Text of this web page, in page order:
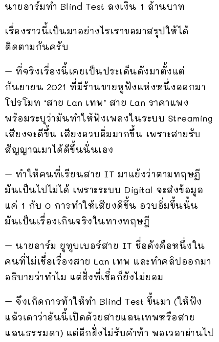
นายอาร์มทำ Blind Test ลงเงิน 1 ล้านบาท
เรื่องราวนี้เป็นมาอย่างไรเราขอมาสรุปให้ได้
ติดตามกันครับ
– ที่จริงเรื่องนี้เคยเป็นประเด็นดังมาตั้งแต่
กันยายน 2021 ที่มีร้านขายหูฟังแห่งหนึ่งออกมา
โปรโมท ‘สาย Lan เทพ’ สาย Lan ราคาแพง
พร้อมระบุว่ามันทำให้ฟังเพลงในระบบ Streaming
เสียงจะดีขึ้น เสียงอวบอิ่มมากขึ้น เพราะสายรับ
สัญญาณมาได้ดีขึ้นนั่นเอง
– ทำให้คนที่เรียนสาย IT มาแย้งว่าตามทฤษฏี
มันเป็นไปไม่ได้ เพราะระบบ Digital จะส่งข้อมูล
แค่ 1 กับ 0 การทำให้เสียงดีขึ้น อวบอิ่มขึ้นนั้น
มันเป็นเรื่องเกินจริงในทางทฤษฎี
– นายอาร์ม ยูทูบเบอร์สาย IT ชื่อดังคือหนึ่งใน
คนที่ไม่เชื่อเรื่องสาย Lan เทพ และทำคลิปออกมา
อธิบายว่าทำไม แต่ฝั่งที่เชื่อก็ยังไม่ยอม
– จึงเกิดการท้าให้ทำ Blind Test ขึ้นมา (ให้ฟัง
แล้วเดาว่าอันนี้เปิดด้วยสายแลนเทพหรือสาย
แลนธรรมดา) แต่อีกฝั่งไม่รับคำท้า พอเวลาผ่านไป